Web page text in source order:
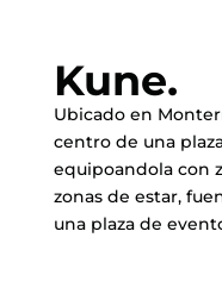
Kune.
Ubicado en
centro de una
equipoandola con
zonas de estar,
una plaza de